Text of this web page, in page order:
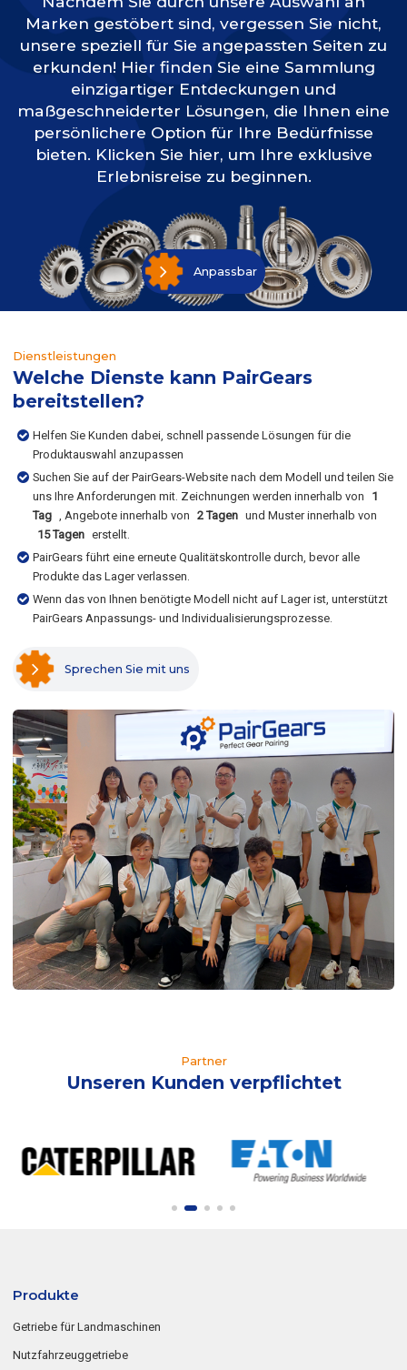
Marken gestöbert sind, vergessen Sie nicht,
unsere speziell für Sie angepassten Seiten zu
erkunden! Hier finden Sie eine Sammlung
einzigartiger Entdeckungen und
maßgeschneiderter Lösungen, die Ihnen eine
persönlichere Option für Ihre Bedürfnisse
bieten. Klicken Sie hier, um Ihre exklusive
Erlebnisreise zu beginnen.
Anpassbar
Dienstleistungen
Welche Dienste kann PairGears
bereitstellen?
Helfen Sie Kunden dabei, schnell passende Lösungen für die
Produktauswahl anzupassen
Suchen Sie auf der PairGears-Website nach dem Modell und teilen Sie
uns Ihre Anforderungen mit. Zeichnungen werden innerhalb von
1
Tag , Angebote innerhalb von 2 Tagen und Muster innerhalb von
15 Tagen erstellt.
PairGears führt eine erneute Qualitätskontrolle durch, bevor alle
Produkte das Lager verlassen.
Wenn das von Ihnen benötigte Modell nicht auf Lager ist, unterstützt
PairGears Anpassungs- und Individualisierungsprozesse.
Sprechen Sie mit uns
Partner
Unseren Kunden verpflichtet
Produkte
Getriebe für Landmaschinen
Nutzfahrzeuggetriebe